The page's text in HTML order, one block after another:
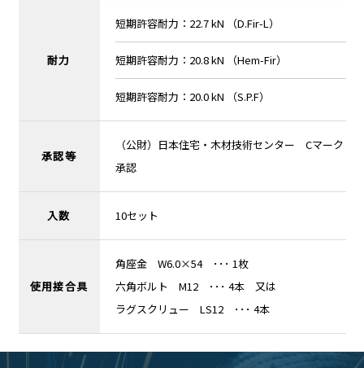
耐力
短期許容耐力：22.7 kN （D.Fir-L）
短期許容耐力：20.8 kN （Hem-Fir）
短期許容耐力：20.0 kN （S.P.F）
承認等
（公財）日本住宅・木材技術センター Cマーク
承認
入数 10セット
使用接合具
角座金 W6.0×54 ･･･ 1枚
六角ボルト M12 ･･･ 4本 又は
ラグスクリュー LS12 ･･･ 4本